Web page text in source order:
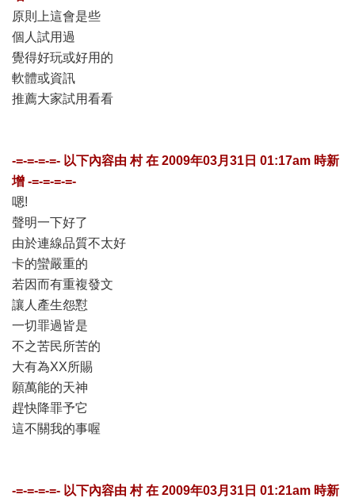
原則上這會是些
個人試用過
覺得好玩或好用的
軟體或資訊
推薦大家試用看看
-=-=-=-=- 以下內容由村在 2009年03月31日 01:17am 時新
增 -=-=-=-=-
嗯!
聲明一下好了
由於連線品質不太好
卡的蠻嚴重的
若因而有重複發文
讓人產生怨懟
一切罪過皆是
不之苦民所苦的
大有為XX所賜
願萬能的天神
趕快降罪予它
這不關我的事喔
-=-=-=-=- 以下內容由村在 2009年03月31日 01:21am 時新